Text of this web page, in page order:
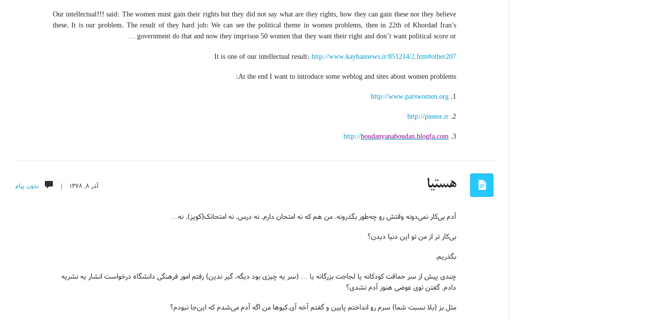
Our intellectual!!! said: The women must gain their rights but they did not say what are they rights, how they can gain these nor they believe
these. It is our problem. The result of they hard job: We can see the political theme in women problems, then in 22th of Khordad Iran’s
government do that and now they imprison 50 women that they want their right and don’t want political score or …
It is one of our intellectual result: http://www.kayhannews.ir/851214/2.htm#other207
At the end I want to introduce some weblog and sites about women problems:
1.
http://www.parswomen.org
2.
http://passor.ir
3.
http://boudanyanaboudan.blogfa.com
آذر ۸, ۱۳۷۸ | بدون پیام هستیا
آدم بی‌کار نمی‌دونه وقتش رو چه‌طور بگذرونه. من هم که نه امتحان دارم. نه درس. نه امتحانک(کویز). نه…
بی‌کار تر از من تو این دنیا دیدن؟
بگذریم.
چندی پیش از سر حماقت کودکانه یا لجاجت بزرگانه یا … (سر یه چیزی بود دیگه. گیر ندین) رفتم امور فرهنگی دانشگاه درخواست انشار یه نشریه
دادم. گفتن توی عوضی هنوز آدم نشدی؟
مثل بز (بلا نسبت شما) سرم رو انداختم پایین و گفتم آخه آی.کیوها من اگه آدم می‌شدم که این‌جا نبودم؟